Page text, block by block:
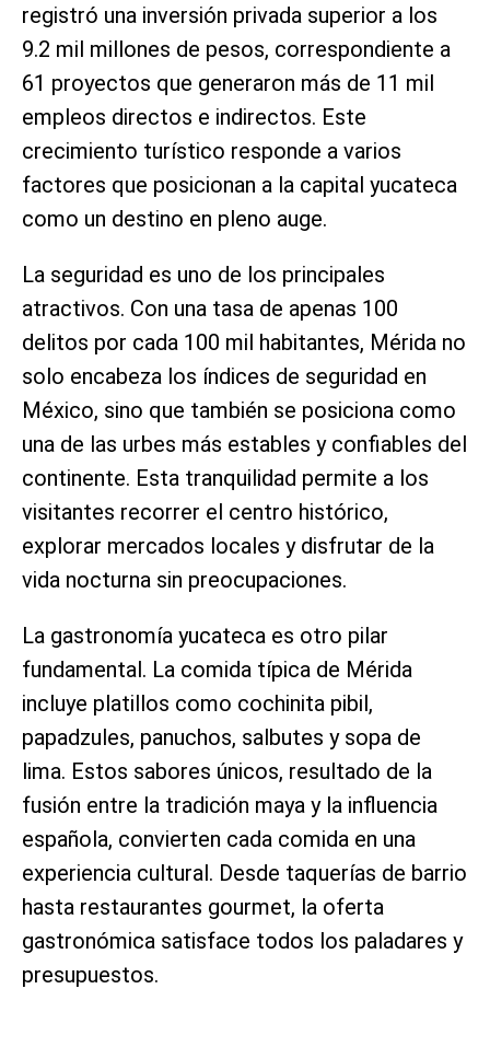
registró una inversión privada superior a los
9.2 mil millones de pesos, correspondiente a
61 proyectos que generaron más de 11 mil
empleos directos e indirectos. Este
crecimiento turístico responde a varios
factores que posicionan a la capital yucateca
como un destino en pleno auge.
La seguridad es uno de los principales
atractivos. Con una tasa de apenas 100
delitos por cada 100 mil habitantes, Mérida no
solo encabeza los índices de seguridad en
México, sino que también se posiciona como
una de las urbes más estables y confiables del
continente. Esta tranquilidad permite a los
visitantes recorrer el centro histórico,
explorar mercados locales y disfrutar de la
vida nocturna sin preocupaciones.
La gastronomía yucateca es otro pilar
fundamental. La comida típica de Mérida
incluye platillos como cochinita pibil,
papadzules, panuchos, salbutes y sopa de
lima. Estos sabores únicos, resultado de la
fusión entre la tradición maya y la influencia
española, convierten cada comida en una
experiencia cultural. Desde taquerías de barrio
hasta restaurantes gourmet, la oferta
gastronómica satisface todos los paladares y
presupuestos.